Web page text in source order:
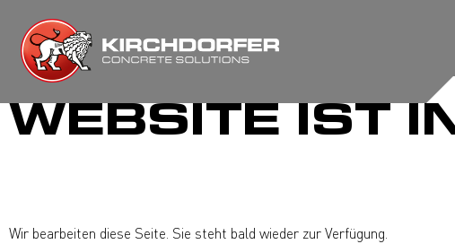
Inhalt
springen
WEBSITE IST
Wir bearbeiten diese Seite. Sie steht bald wieder zur Verfügung.